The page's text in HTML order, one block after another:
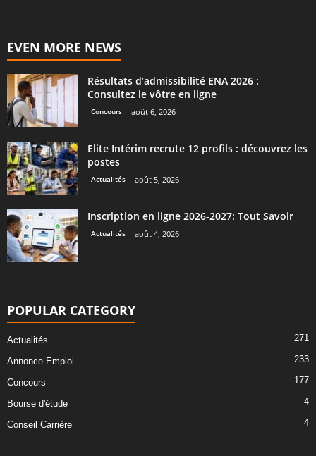
EVEN MORE NEWS
Résultats d’admissibilité ENA 2026 :
Consultez le vôtre en ligne
Concours août 6, 2026
Elite Intérim recrute 12 profils : découvrez les
postes
Actualités août 5, 2026
Inscription en ligne 2026-2027: Tout Savoir
Actualités août 4, 2026
POPULAR CATEGORY
Actualités 271
Annonce Emploi 233
Concours 177
Bourse d'étude 4
Conseil Carrière 4